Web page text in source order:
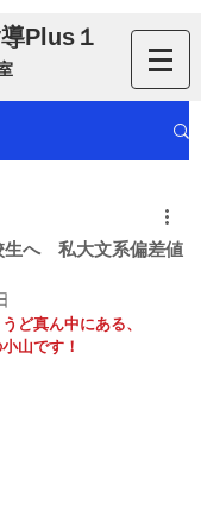
導Plus１
生へ 私大文系偏差値
ど真ん中にある、
山です！